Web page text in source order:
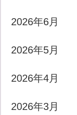
2026年6月
2026年5月
2026年4月
2026年3月